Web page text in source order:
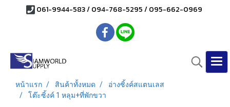
061-9944-583 / 094-768-5295 / 095-662-0969
หน้าแรก สินค้าทั้งหมด
อ่างซิ้งค์สแตนเลส
โต๊ะซิ้งค์ 1 หลุม+ที่พักขวา